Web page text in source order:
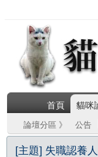
首頁 貓咪
論壇分區 》 公告
[主題] 失職認養